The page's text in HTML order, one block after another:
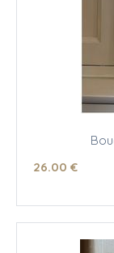
26.00 €